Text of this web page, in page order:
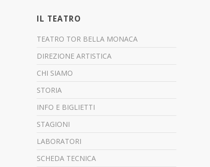
IL TEATRO
TEATRO TOR BELLA MONACA
DIREZIONE ARTISTICA
CHI SIAMO
STORIA
INFO E BIGLIETTI
STAGIONI
LABORATORI
SCHEDA TECNICA